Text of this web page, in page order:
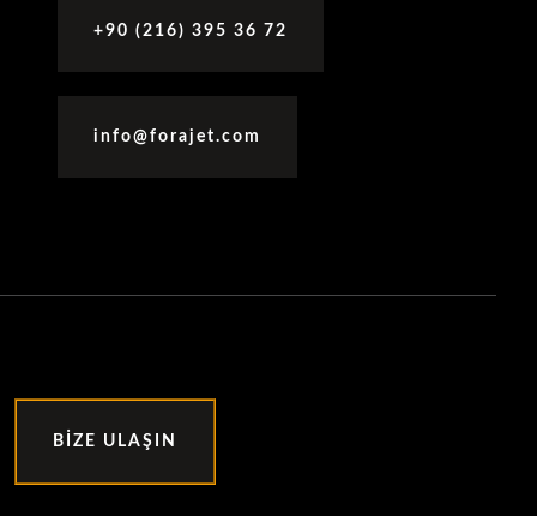
+90 (216) 395 36 72
info@forajet.com
BIZE ULAŞIN